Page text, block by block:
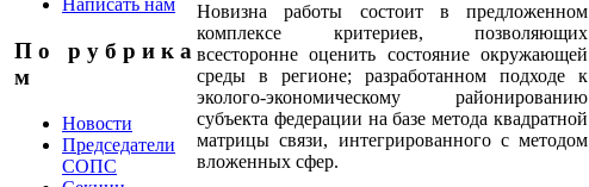
Написать нам
П о р у б р и к а
м
Новости
Председатели
СОПС
Новизна работы состоит в предложенном
комплексе критериев, позволяющих
всесторонне оценить состояние окружающей
среды в регионе; разработанном подходе к
эколого-экономическому районированию
субъекта федерации на базе метода квадратной
матрицы связи, интегрированного с методом
вложенных сфер.